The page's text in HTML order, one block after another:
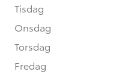
Tisdag
Onsdag
Torsdag
Fredag